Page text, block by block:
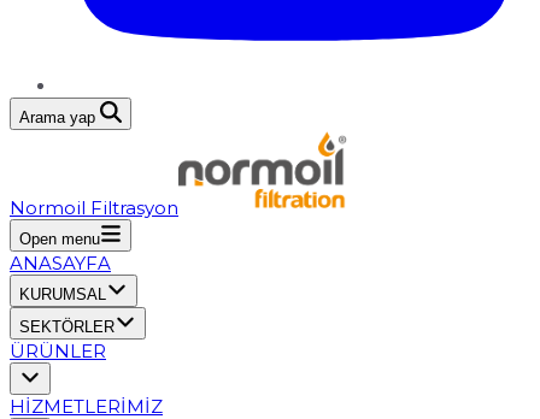
Arama yap
Normoil Filtrasyon
Open menu
ANASAYFA
KURUMSAL
SEKTÖRLER
ÜRÜNLER
HİZMETLERİMİZ